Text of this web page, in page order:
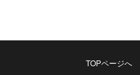
TOPページへ